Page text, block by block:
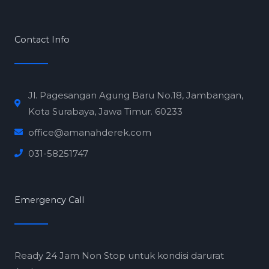
Contact Info
Jl. Pagesangan Agung Baru No.18, Jambangan,
Kota Surabaya, Jawa Timur. 60233
office@amanahderek.com
031-58251747
Emergency Call
Ready 24 Jam Non Stop untuk kondisi darurat